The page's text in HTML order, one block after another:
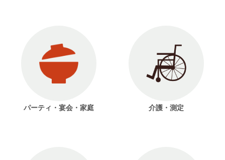
パーティ・宴会・家庭 介護・測定